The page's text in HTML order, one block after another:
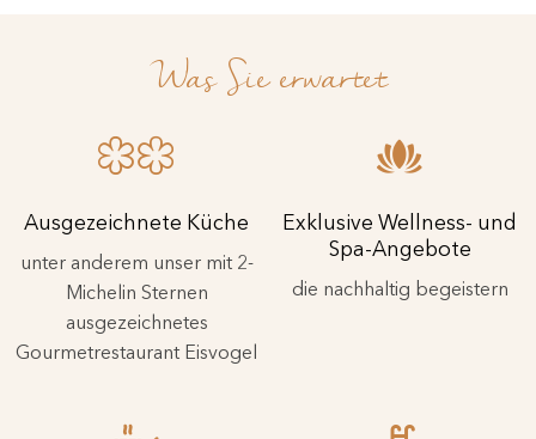
Was Sie erwartet
Ausgezeichnete Küche
unter anderem unser mit 2-
Michelin Sternen
ausgezeichnetes
Gourmetrestaurant Eisvogel
Exklusive Wellness- und
Spa-Angebote
die nachhaltig begeistern